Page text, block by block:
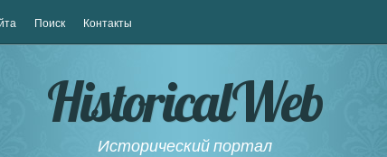
Поиск Контакты
HistoricalWeb
Исторический портал